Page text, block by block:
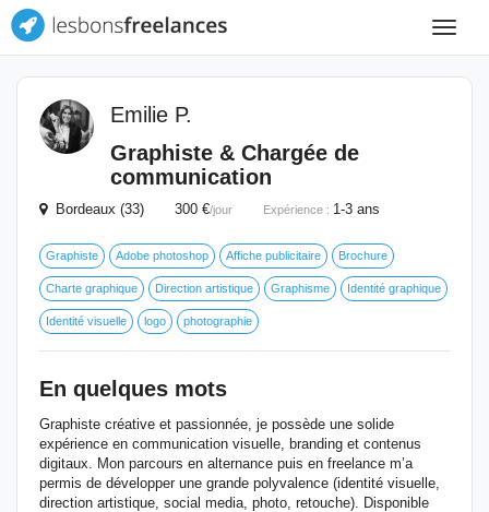
Toggle
Emilie P.
Graphiste & Chargée de
communication
Bordeaux (33) 300 €/jour Expérience : 1-3 ans
Graphiste Adobe photoshop Affiche publicitaire Brochure
Charte graphique Direction artistique Graphisme Identité graphique
Identité visuelle logo photographie
En quelques mots
Graphiste créative et passionnée, je possède une solide
expérience en communication visuelle, branding et contenus
digitaux. Mon parcours en alternance puis en freelance m’a
permis de développer une grande polyvalence (identité visuelle,
direction artistique, social media, photo, retouche). Disponible